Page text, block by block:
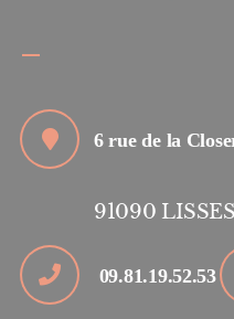
6 rue de la
91090 LISSES
09.81.19.52.53